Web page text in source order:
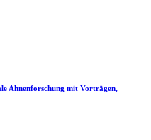
Ahnenforschung mit Vorträgen,